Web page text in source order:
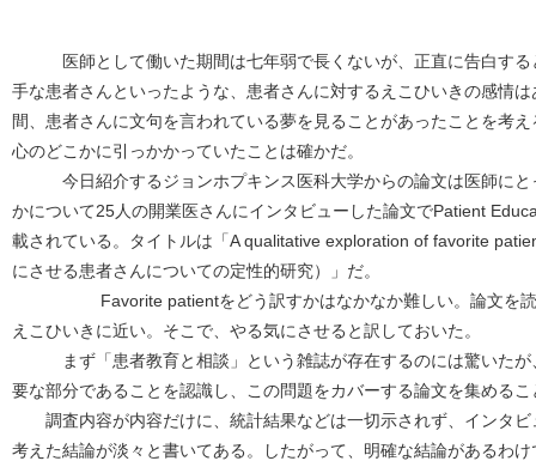
医師として働いた期間は七年弱で長くないが、正直に告白する
手な患者さんといったような、患者さんに対するえこひいきの感情
間、患者さんに文句を言われている夢を見ることがあったことを考
心のどこかに引っかかっていたことは確かだ。
今日紹介するジョンホプキンス医科大学からの論文は医師にと
かについて25人の開業医さんにインタビューした論文でPatient
載されている。タイトルは「A qualitative exploration of favorite
にさせる患者さんについての定性的研究）」だ。
Favorite patientをどう訳すかはなかなか難しい。論文を読ん
えこひいきに近い。そこで、やる気にさせると訳しておいた。
まず「患者教育と相談」という雑誌が存在するのには驚いたが
要な部分であることを認識し、この問題をカバーする論文を集める
調査内容が内容だけに、統計結果などは一切示されず、インタビ
考えた結論が淡々と書いてある。したがって、明確な結論があるわ